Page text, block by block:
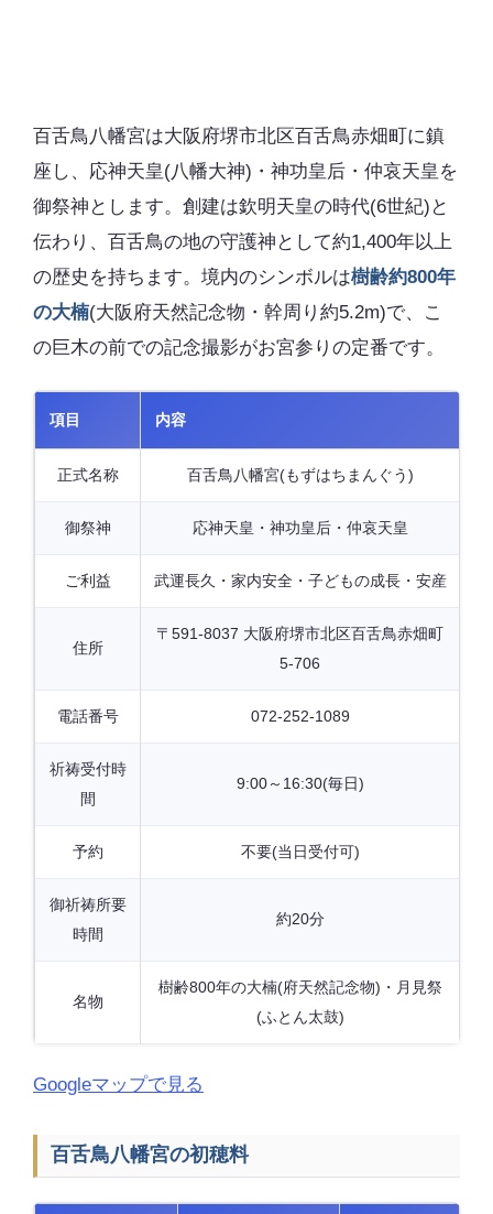
百舌鳥八幡宮は大阪府堺市北区百舌鳥赤畑町に鎮
座し、応神天皇(八幡大神)・神功皇后・仲哀天皇を
御祭神とします。創建は欽明天皇の時代(6世紀)と
伝わり、百舌鳥の地の守護神として約1,400年以上
の歴史を持ちます。境内のシンボルは樹齢約800年
の大楠(大阪府天然記念物・幹周り約5.2m)で、こ
の巨木の前での記念撮影がお宮参りの定番です。
項目 内容
正式名称 百舌鳥八幡宮(もずはちまんぐう)
御祭神 応神天皇・神功皇后・仲哀天皇
ご利益 武運長久・家内安全・子どもの成長・安産
住所
〒591-8037 大阪府堺市北区百舌鳥赤畑町
5-706
電話番号 072-252-1089
祈祷受付時
間
9:00～16:30(毎日)
予約 不要(当日受付可)
御祈祷所要
時間
約20分
名物
樹齢800年の大楠(府天然記念物)・月見祭
(ふとん太鼓)
Googleマップで見る
百舌鳥八幡宮の初穂料